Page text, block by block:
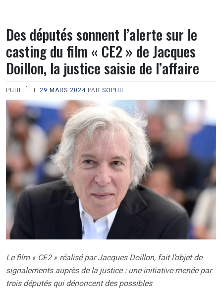
Des députés sonnent l’alerte sur le
casting du film « CE2 » de Jacques
Doillon, la justice saisie de l’affaire
PUBLIÉ LE 29 MARS 2024 PAR SOPHIE
Le film « CE2 » réalisé par Jacques Doillon, fait l’objet de
signalements auprès de la justice : une initiative menée par
trois députés qui dénoncent des possibles